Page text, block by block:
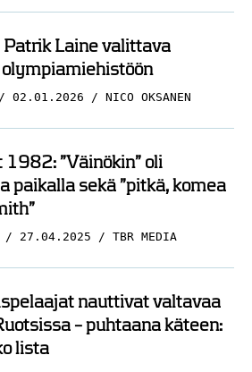
02.01.2026 NICO OKSANEN
”Väinökin” oli
paikalla sekä ”pitkä, komea
27.04.2025 TBR MEDIA
nauttivat valtavaa
– puhtaana käteen:
lista
16.10.2025 HARRI PIRINEN